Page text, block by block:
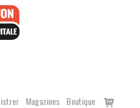
Magazines Boutique
Voir